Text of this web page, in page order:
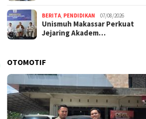
BERITA, PENDIDIKAN 07/08/2026
Unismuh Makassar Perkuat
Jejaring Akadem…
OTOMOTIF